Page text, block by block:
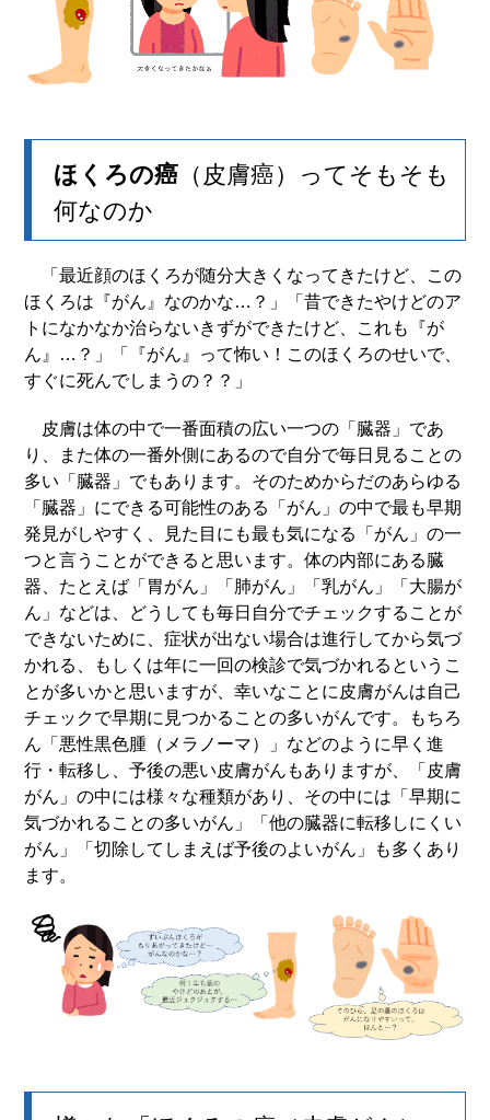
ほくろの癌 （皮膚癌）ってそもそも
何なのか
「最近顔のほくろが随分大きくなってきたけど、この
ほくろは『がん』なのかな…？」「昔できたやけどのア
トになかなか治らないきずができたけど、これも『が
ん』…？」「『がん』って怖い！このほくろのせいで、
すぐに死んでしまうの？？」
皮膚は体の中で一番面積の広い一つの「臓器」であ
り、また体の一番外側にあるので自分で毎日見ることの
多い「臓器」でもあります。そのためからだのあらゆる
「臓器」にできる可能性のある「がん」の中で最も早期
発見がしやすく、見た目にも最も気になる「がん」の一
つと言うことができると思います。体の内部にある臓
器、たとえば「胃がん」「肺がん」「乳がん」「大腸が
ん」などは、どうしても毎日自分でチェックすることが
できないために、症状が出ない場合は進行してから気づ
かれる、もしくは年に一回の検診で気づかれるというこ
とが多いかと思いますが、幸いなことに皮膚がんは自己
チェックで早期に見つかることの多いがんです。もちろ
ん「悪性黒色腫（メラノーマ）」などのように早く進
行・転移し、予後の悪い皮膚がんもありますが、「皮膚
がん」の中には様々な種類があり、その中には「早期に
気づかれることの多いがん」「他の臓器に転移しにくい
がん」「切除してしまえば予後のよいがん」も多くあり
ます。